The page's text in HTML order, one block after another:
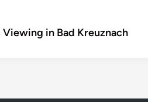
in Bad Kreuznach